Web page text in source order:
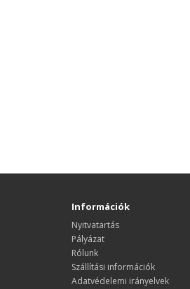
Információk
Nyitvatartás
Pályázat
Rólunk
Szállítási információk
Adatvédelemi irányelvek